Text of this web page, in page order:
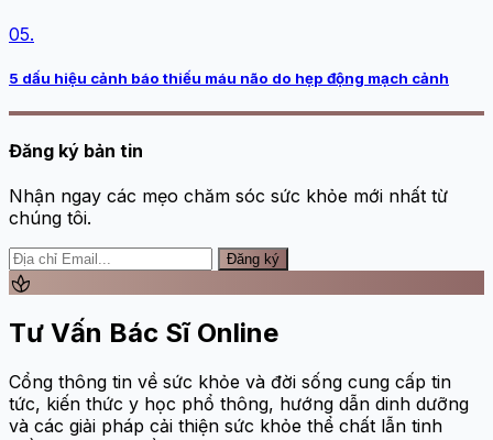
05.
5 dấu hiệu cảnh báo thiếu máu não do hẹp động mạch cảnh
Đăng ký bản tin
Nhận ngay các mẹo chăm sóc sức khỏe mới nhất từ
chúng tôi.
Đăng ký
spa
Tư Vấn Bác Sĩ Online
Cổng thông tin về sức khỏe và đời sống cung cấp tin
tức, kiến thức y học phổ thông, hướng dẫn dinh dưỡng
và các giải pháp cải thiện sức khỏe thể chất lẫn tinh